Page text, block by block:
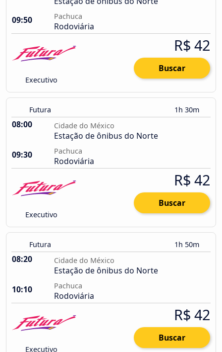
09:50
Pachuca
Rodoviária
Executivo
R$ 42
Buscar
Futura 1h 30m
08:00 Cidade do México
Estação de ônibus do Norte
09:30
Pachuca
Rodoviária
Executivo
R$ 42
Buscar
Futura 1h 50m
08:20 Cidade do México
Estação de ônibus do Norte
10:10
Pachuca
Rodoviária
Executivo
R$ 42
Buscar